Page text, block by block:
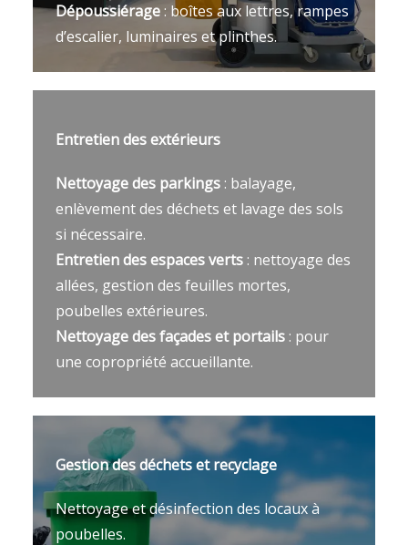
Dépoussiérage: boîtes aux lettres, rampes
d’escalier, luminaires et plinthes.
Entretien des extérieurs
Nettoyage des parkings : balayage,
enlèvement des déchets et lavage des sols
si nécessaire.
Entretien des espaces verts : nettoyage des
allées, gestion des feuilles mortes,
poubelles extérieures.
Nettoyage des façades et portails : pour
une copropriété accueillante.
Gestion des déchets et recyclage
Nettoyage et désinfection des locaux à
poubelles.